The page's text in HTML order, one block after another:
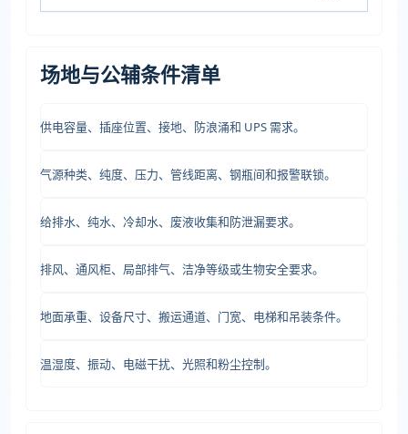
场地与公辅条件清单
供电容量、插座位置、接地、防浪涌和 UPS 需求。
气源种类、纯度、压力、管线距离、钢瓶间和报警联锁。
给排水、纯水、冷却水、废液收集和防泄漏要求。
排风、通风柜、局部排气、洁净等级或生物安全要求。
地面承重、设备尺寸、搬运通道、门宽、电梯和吊装条件。
温湿度、振动、电磁干扰、光照和粉尘控制。